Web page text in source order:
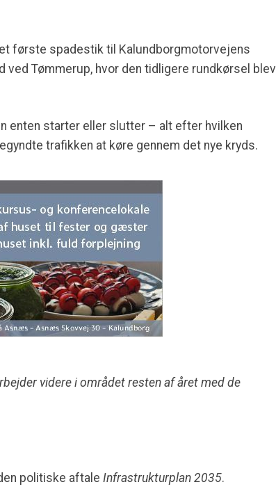
første spadestik til Kalundborgmotorvejens
Tømmerup, hvor den tidligere rundkørsel blev
enten starter eller slutter – alt efter hvilken
trafikken at køre gennem det nye kryds.
videre i området resten af året med de
politiske aftale Infrastrukturplan 2035.